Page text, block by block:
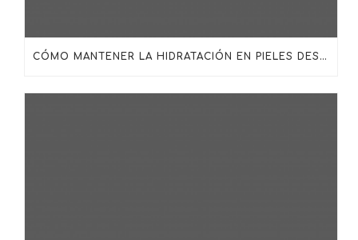
CÓMO MANTENER LA HIDRATACIÓN EN PIELES DESHIDRATADAS, MADURAS O SENSIBILIZADAS